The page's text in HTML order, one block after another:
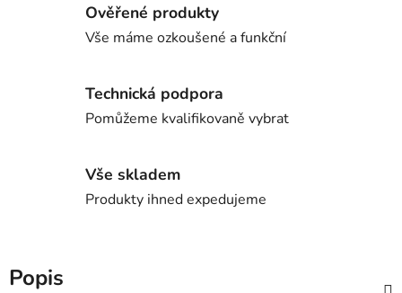
Ověřené produkty
Vše máme ozkoušené a funkční
Technická podpora
Pomůžeme kvalifikovaně vybrat
Vše skladem
Produkty ihned expedujeme
Popis